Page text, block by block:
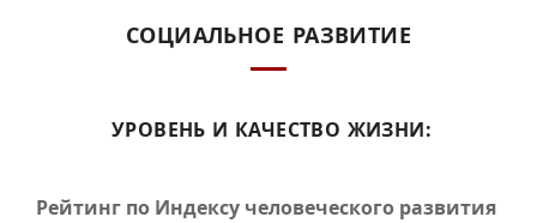
СОЦИАЛЬНОЕ РАЗВИТИЕ
УРОВЕНЬ И КАЧЕСТВО ЖИЗНИ:
Рейтинг по Индексу человеческого развития